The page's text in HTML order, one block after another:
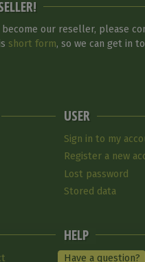
our reseller, please
short form, so we can get in
USER
Sign in to my
Register a new
Lost password
Stored data
HELP
Have a question?